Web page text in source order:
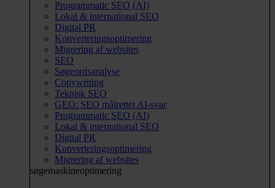
Programmatic SEO (AI)
Lokal & international SEO
Digital PR
Konverteringsoptimering
Migrering af websites
SEO
Søgeordsanalyse
Copywriting
Teknisk SEO
GEO: SEO målrettet AI-svar
Programmatic SEO (AI)
Lokal & international SEO
Digital PR
Konverteringsoptimering
Migrering af websites
søgemaskineoptimering